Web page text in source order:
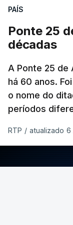
PAÍS
Ponte 25
décadas
A Ponte 25 de
há 60 anos.
o nome do
períodos
RTP / atualizado 6